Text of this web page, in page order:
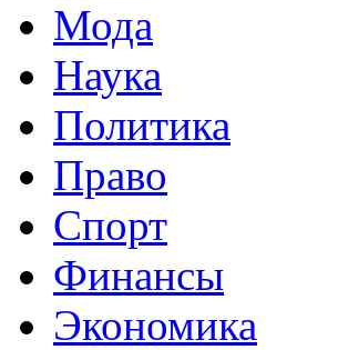
Мода
Наука
Политика
Право
Спорт
Финансы
Экономика